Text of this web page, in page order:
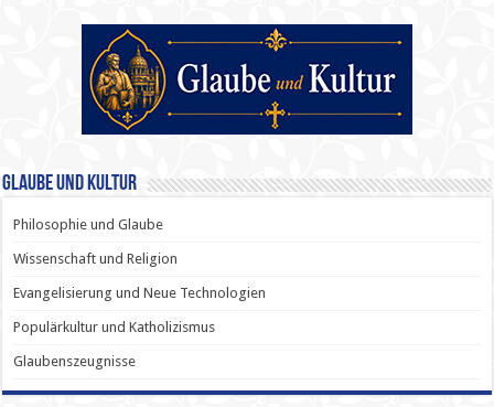
Glaube und Kultur
Philosophie und Glaube
Wissenschaft und Religion
Evangelisierung und Neue Technologien
Populärkultur und Katholizismus
Glaubenszeugnisse